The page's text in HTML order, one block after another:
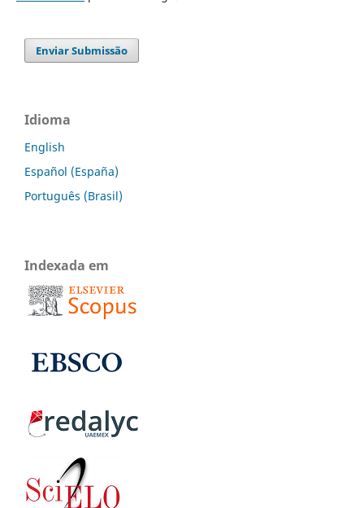
Enviar Submissão
Idioma
English
Español (España)
Português (Brasil)
Indexada em